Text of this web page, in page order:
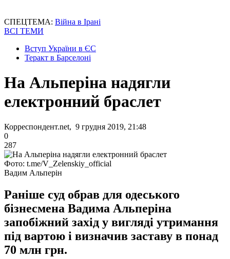
СПЕЦТЕМА: Війна в Ірані
ВСІ ТЕМИ
Вступ України в ЄС
Теракт в Барселоні
На Альперіна надягли
електронний браслет
Корреспондент.net, 9 грудня 2019, 21:48
0
287
Фото: t.me/V_Zelenskiy_official
Вадим Альперін
Раніше суд обрав для одеського
бізнесмена Вадима Альперіна
запобіжний захід у вигляді утримання
під вартою і визначив заставу в понад
70 млн грн.